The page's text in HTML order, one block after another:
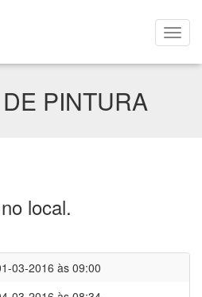
PINTURA
local.
03-2016 às 09:00